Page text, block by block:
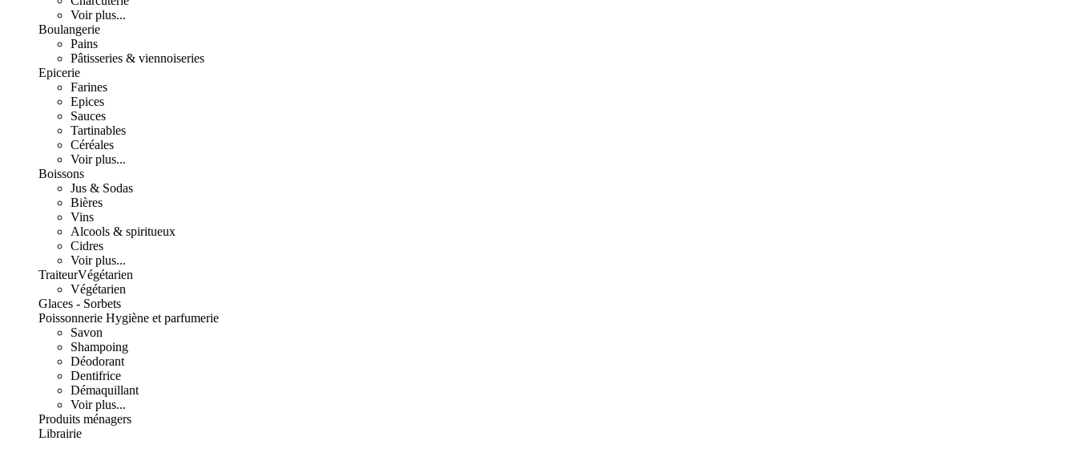
Voir plus...
Boulangerie
Pains
Pâtisseries & viennoiseries
Epicerie
Farines
Epices
Sauces
Tartinables
Céréales
Voir plus...
Boissons
Jus & Sodas
Bières
Vins
Alcools & spiritueux
Cidres
Voir plus...
TraiteurVégétarien
Végétarien
Glaces - Sorbets
Poissonnerie Hygiène et parfumerie
Savon
Shampoing
Déodorant
Dentifrice
Démaquillant
Voir plus...
Produits ménagers
Librairie